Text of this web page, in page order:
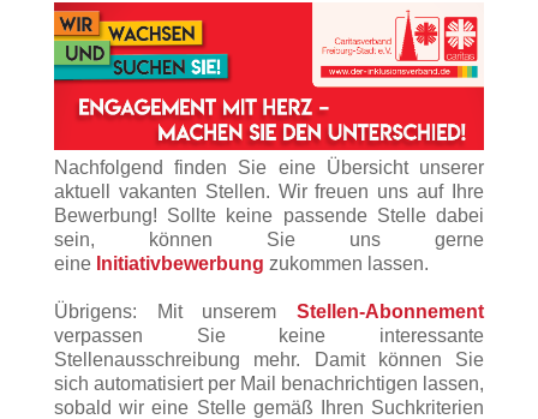
Nachfolgend finden Sie eine Übersicht unserer
aktuell vakanten Stellen. Wir freuen uns auf Ihre
Bewerbung! Sollte keine passende Stelle dabei
sein, können Sie uns gerne
eine Initiativbewerbung zukommen lassen.
Übrigens: Mit unserem Stellen-Abonnement
verpassen Sie keine interessante
Stellenausschreibung mehr. Damit können Sie
sich automatisiert per Mail benachrichtigen lassen,
sobald wir eine Stelle gemäß Ihren Suchkriterien